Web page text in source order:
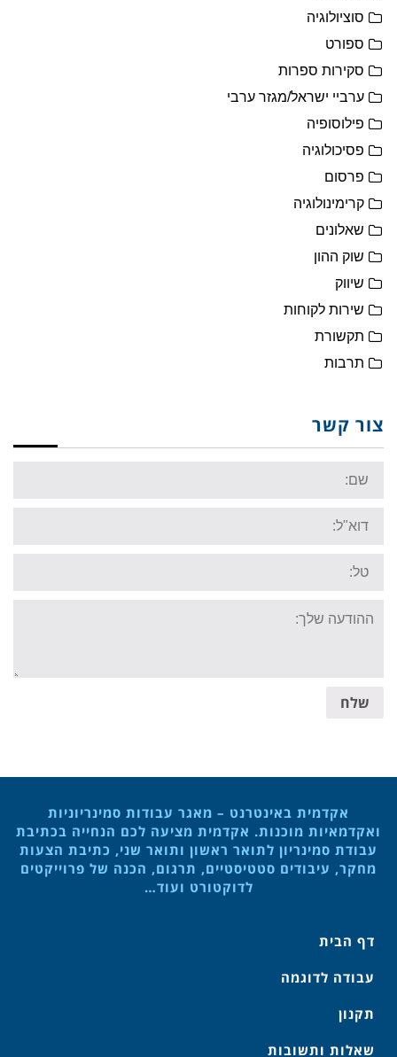
סוציולוגיה
ספורט
סקירות ספרות
ערביי ישראל/מגזר ערבי
פילוסופיה
פסיכולוגיה
פרסום
קרימינולוגיה
שאלונים
שוק ההון
שיווק
שירות לקוחות
תקשורת
תרבות
צור קשר
Name:
Email:
Tel:
Your
message:
שלח
אקדמית באינטרנט – מאגר עבודות סמינריוניות
ואקדמאיות מוכנות. אקדמית מציעה לכם הנחייה בכתיבת
עבודת סמינריון לתואר ראשון ותואר שני, כתיבת הצעות
מחקר, עיבודים סטטיסטיים, תרגום, הכנה של פרוייקטים
לדוקטורט ועוד…
דף הבית
עבודה לדוגמה
תקנון
שאלות ותשובות